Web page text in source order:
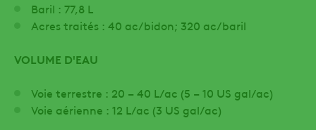
Baril : 77,8 L
Acres traités : 40 ac/bidon; 320 ac/baril
VOLUME D'EAU
Voie terrestre : 20 – 40 L/ac (5 – 10 US gal/ac)
Voie aérienne : 12 L/ac (3 US gal/ac)